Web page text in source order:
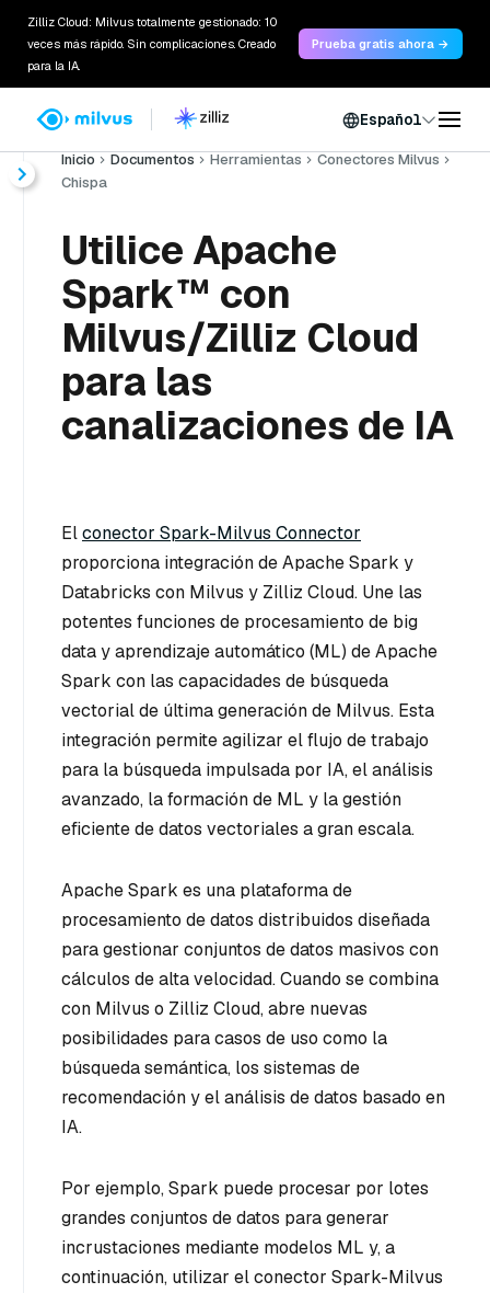
Zilliz Cloud: Milvus totalmente gestionado: 10
veces más rápido. Sin complicaciones. Creado
para la IA.
Prueba gratis ahora →
Español
Inicio Documentos Herramientas
Conectores Milvus
Chispa
Utilice Apache
Spark™ con
Milvus/Zilliz Cloud
para las
canalizaciones de IA
Elconector Spark-Milvus Connector
proporciona integración de Apache Spark y
Databricks con Milvus y Zilliz Cloud. Une las
potentes funciones de procesamiento de big
data y aprendizaje automático (ML) de Apache
Spark con las capacidades de búsqueda
vectorial de última generación de Milvus. Esta
integración permite agilizar el flujo de trabajo
para la búsqueda impulsada por IA, el análisis
avanzado, la formación de ML y la gestión
eficiente de datos vectoriales a gran escala.
Apache Spark es una plataforma de
procesamiento de datos distribuidos diseñada
para gestionar conjuntos de datos masivos con
cálculos de alta velocidad. Cuando se combina
con Milvus o Zilliz Cloud, abre nuevas
posibilidades para casos de uso como la
búsqueda semántica, los sistemas de
recomendación y el análisis de datos basado en
IA.
Por ejemplo, Spark puede procesar por lotes
grandes conjuntos de datos para generar
incrustaciones mediante modelos ML y, a
continuación, utilizar el conector Spark-Milvus